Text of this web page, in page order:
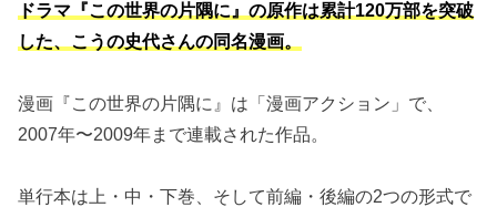
ドラマ『この世界の片隅に』の原作は累計120万部を突破
した、こうの史代さんの同名漫画。
漫画『この世界の片隅に』は「漫画アクション」で、
2007年〜2009年まで連載された作品。
単行本は上・中・下巻、そして前編・後編の2つの形式で